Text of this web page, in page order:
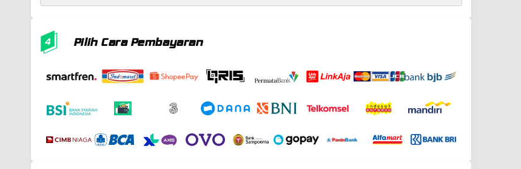
Pilih Cara Pembayaran